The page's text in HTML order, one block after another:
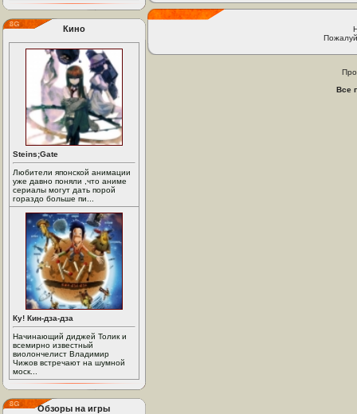
Кино
Steins;Gate
Любители японской анимации
уже давно поняли ,что аниме
сериалы могут дать порой
гораздо больше пи...
Ку! Кин-дза-дза
Начинающий диджей Толик и
всемирно известный
виолончелист Владимир
Чижов встречают на шумной
моск...
Обзоры на игры
Все